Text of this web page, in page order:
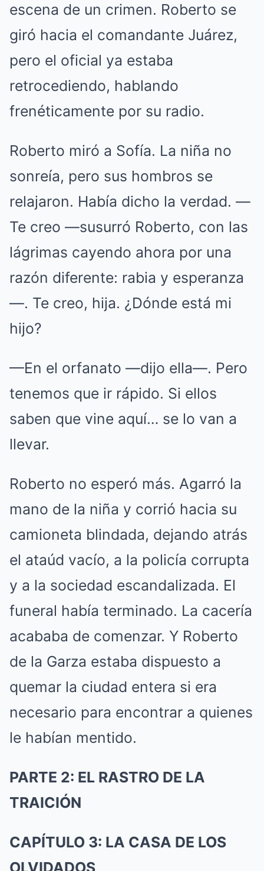
escena de un crimen. Roberto se
giró hacia el comandante Juárez,
pero el oficial ya estaba
retrocediendo, hablando
frenéticamente por su radio.
Roberto miró a Sofía. La niña no
sonreía, pero sus hombros se
relajaron. Había dicho la verdad. —
Te creo —susurró Roberto, con las
lágrimas cayendo ahora por una
razón diferente: rabia y esperanza
—. Te creo, hija. ¿Dónde está mi
hijo?
—En el orfanato —dijo ella—. Pero
tenemos que ir rápido. Si ellos
saben que vine aquí… se lo van a
llevar.
Roberto no esperó más. Agarró la
mano de la niña y corrió hacia su
camioneta blindada, dejando atrás
el ataúd vacío, a la policía corrupta
y a la sociedad escandalizada. El
funeral había terminado. La cacería
acababa de comenzar. Y Roberto
de la Garza estaba dispuesto a
quemar la ciudad entera si era
necesario para encontrar a quienes
le habían mentido.
PARTE 2: EL RASTRO DE LA
TRAICIÓN
CAPÍTULO 3: LA CASA DE LOS
OLVIDADOS